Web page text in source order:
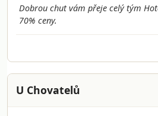
Dobrou chut vám přeje celý tým
70% ceny.
U Chovatelů